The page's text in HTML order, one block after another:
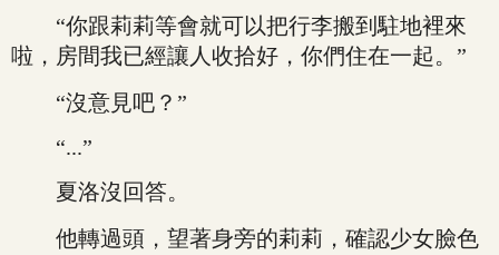
“你跟莉莉等會就可以把行李搬到駐地裡來
啦，房間我已經讓人收拾好，你們住在一起。”
“沒意見吧？”
“...”
夏洛沒回答。
他轉過頭，望著身旁的莉莉，確認少女臉色